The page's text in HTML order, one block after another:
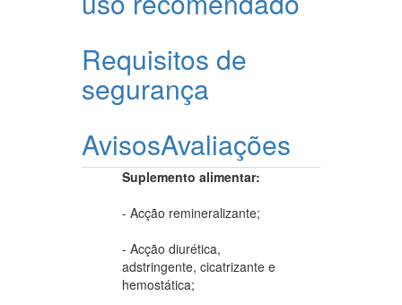
Requisitos de
segurança
AvisosAvaliações
Suplemento alimentar:
- Acção remineralizante;
- Acção diurética,
adstringente, cicatrizante e
hemostática;